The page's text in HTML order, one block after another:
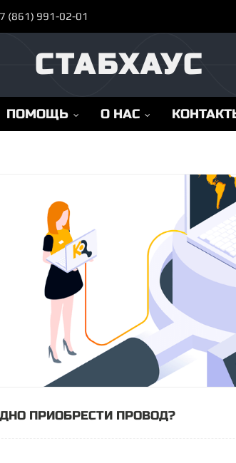
(861) 991-02-01
СТАБХАУС
ПОМОЩЬ О НАС
ПРИОБРЕСТИ ПРОВОД?